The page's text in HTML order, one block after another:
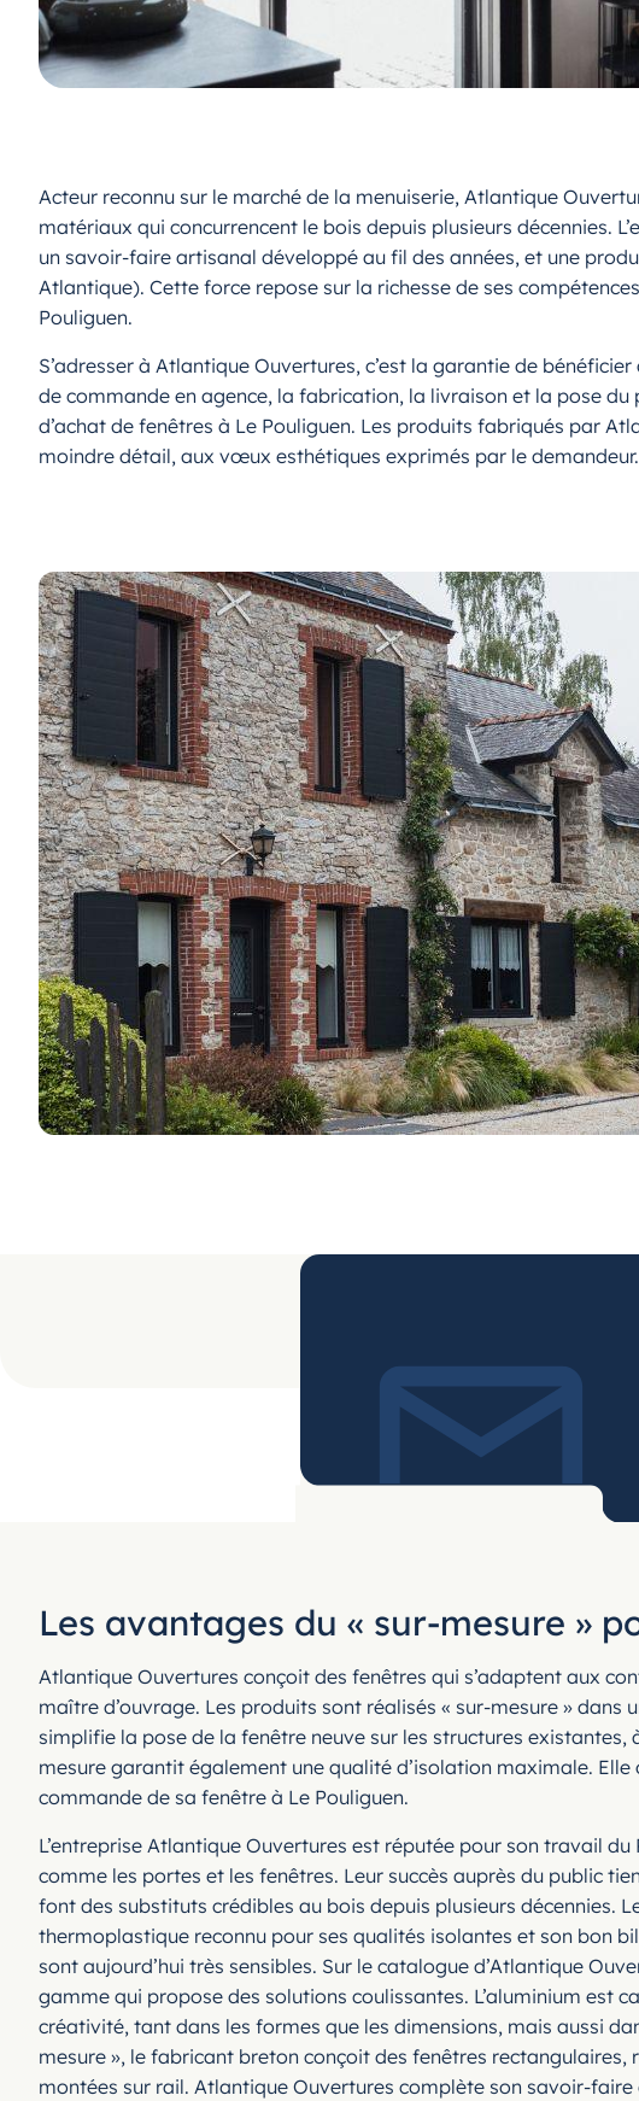
Acteur reconnu sur le marché de la menuiserie, Atlantique
matériaux qui concurrencent le bois depuis plusieurs décennies.
un savoir-faire artisanal développé au fil des années, et une
Atlantique). Cette force repose sur la richesse de ses
Pouliguen.
S’adresser à Atlantique Ouvertures, c’est la garantie de
de commande en agence, la fabrication, la livraison et la pose
d’achat de fenêtres à Le Pouliguen. Les produits fabriqués par
moindre détail, aux vœux esthétiques exprimés par le demandeur.
Les avantages du « sur-mesure »
Atlantique Ouvertures conçoit des fenêtres qui s’adaptent aux
maître d’ouvrage. Les produits sont réalisés « sur-mesure »
simplifie la pose de la fenêtre neuve sur les structures existantes,
mesure garantit également une qualité d’isolation maximale.
commande de sa fenêtre à Le Pouliguen.
L’entreprise Atlantique Ouvertures est réputée pour son travail
comme les portes et les fenêtres. Leur succès auprès du public
font des substituts crédibles au bois depuis plusieurs décennies.
thermoplastique reconnu pour ses qualités isolantes et son bon
sont aujourd’hui très sensibles. Sur le catalogue d’Atlantique
gamme qui propose des solutions coulissantes. L’aluminium
créativité, tant dans les formes que les dimensions, mais aussi
mesure », le fabricant breton conçoit des fenêtres
montées sur rail. Atlantique Ouvertures complète son savoir-